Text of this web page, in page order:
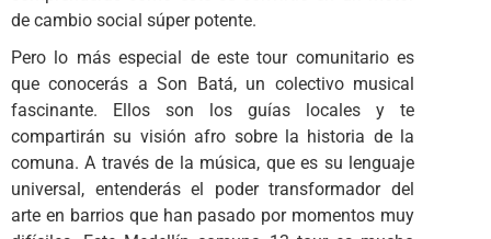
de cambio social súper potente.
Pero lo más especial de este tour comunitario es
que conocerás a Son Batá, un colectivo musical
fascinante. Ellos son los guías locales y te
compartirán su visión afro sobre la historia de la
comuna. A través de la música, que es su lenguaje
universal, entenderás el poder transformador del
arte en barrios que han pasado por momentos muy